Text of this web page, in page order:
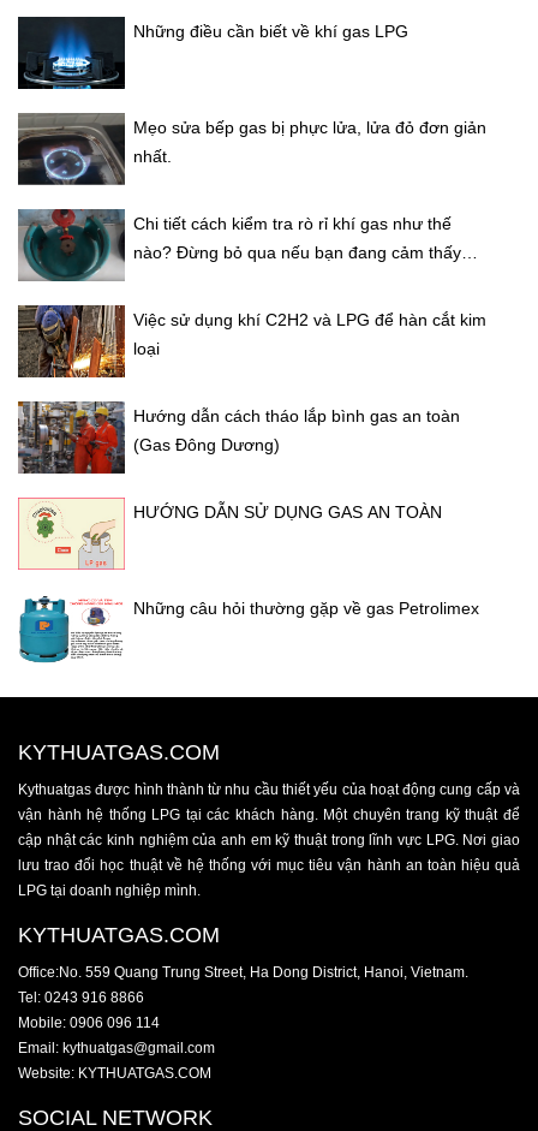
Những điều cần biết về khí gas LPG
Mẹo sửa bếp gas bị phực lửa, lửa đỏ đơn giản
nhất.
Chi tiết cách kiểm tra rò rỉ khí gas như thế
nào? Đừng bỏ qua nếu bạn đang cảm thấy
Việc sử dụng khí C2H2 và LPG để hàn cắt kim
loại
Hướng dẫn cách tháo lắp bình gas an toàn
(Gas Đông Dương)
HƯỚNG DẪN SỬ DỤNG GAS AN TOÀN
Những câu hỏi thường gặp về gas Petrolimex
KYTHUATGAS.COM
Kythuatgas được hình thành từ nhu cầu thiết yếu của hoạt động cung cấp và
vận hành hệ thống LPG tại các khách hàng. Một chuyên trang kỹ thuật để
cập nhật các kinh nghiệm của anh em kỹ thuật trong lĩnh vực LPG. Nơi giao
lưu trao đổi học thuật về hệ thống với mục tiêu vận hành an toàn hiệu quả
LPG tại doanh nghiệp mình.
KYTHUATGAS.COM
Office:No. 559 Quang Trung Street, Ha Dong District, Hanoi, Vietnam.
Tel: 0243 916 8866
Mobile: 0906 096 114
Email: kythuatgas@gmail.com
Website: KYTHUATGAS.COM
SOCIAL NETWORK